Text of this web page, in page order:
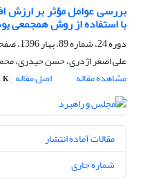
بررسی عوامل مؤثر بر
با استفاده از روش همجمعی
دوره 24، شماره 89، بهار 1396، صفحه
علی اصغر اژدری، حسن حیدری،
مشاهده مقاله
اصل مقاله K
مقالات آماده انتشار
شماره جاری